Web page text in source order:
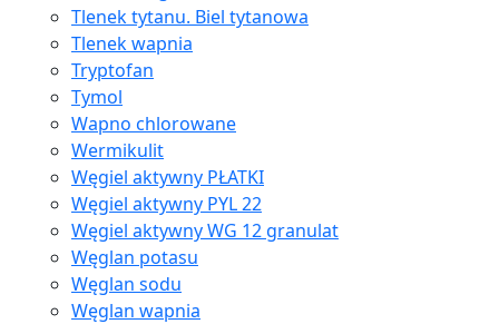
Tlenek tytanu. Biel tytanowa
Tlenek wapnia
Tryptofan
Tymol
Wapno chlorowane
Wermikulit
Węgiel aktywny PŁATKI
Węgiel aktywny PYL 22
Węgiel aktywny WG 12 granulat
Węglan potasu
Węglan sodu
Węglan wapnia